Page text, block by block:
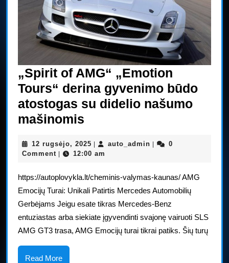
„Spirit of AMG“ „Emotion
Tours“ derina gyvenimo būdo
atostogas su didelio našumo
mašinomis
AMG“
Tours“
derina
gyvenimo
būdo
12 rugsėjo, 2025 12
rugsėjo,
| auto_admin auto_admin
|
0
Comment | 12:00 am
https://autoplovykla.lt/cheminis-valymas-kaunas/ AMG
Emocijų Turai: Unikali Patirtis Mercedes Automobilių
Gerbėjams Jeigu esate tikras Mercedes-Benz
entuziastas arba siekiate įgyvendinti svajonę vairuoti SLS
AMG GT3 trasa, AMG Emocijų turai tikrai patiks. Šių turų
Read MoreRead